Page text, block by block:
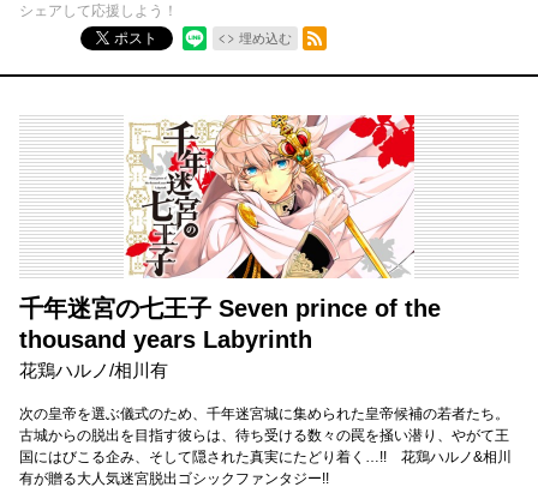
シェアして応援しよう！
ポスト
埋め込む
RSSフィード
千年迷宮の七王子 Seven prince of the
thousand years Labyrinth
花鶏ハルノ/相川有
次の皇帝を選ぶ儀式のため、千年迷宮城に集められた皇帝候補の若者たち。
古城からの脱出を目指す彼らは、待ち受ける数々の罠を掻い潜り、やがて王
国にはびこる企み、そして隠された真実にたどり着く…!! 花鶏ハルノ&相川
有が贈る大人気迷宮脱出ゴシックファンタジー!!